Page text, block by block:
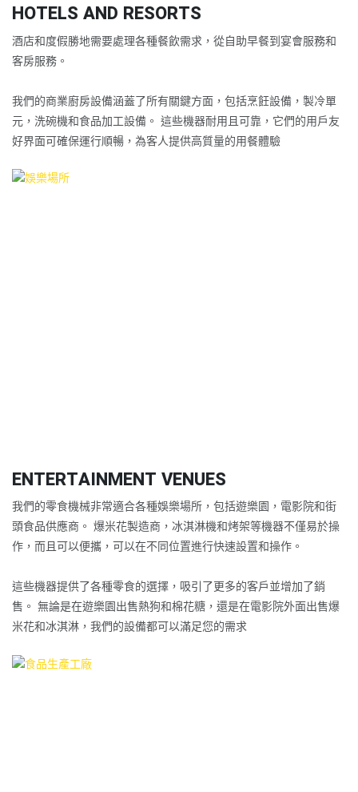
HOTELS AND RESORTS
酒店和度假勝地需要處理各種餐飲需求，從自助早餐到宴會服務和
客房服務。
我們的商業廚房設備涵蓋了所有關鍵方面，包括烹飪設備，製冷單
元，洗碗機和食品加工設備。 這些機器耐用且可靠，它們的用戶友
好界面可確保運行順暢，為客人提供高質量的用餐體驗
ENTERTAINMENT VENUES
我們的零食機械非常適合各種娛樂場所，包括遊樂園，電影院和街
頭食品供應商。 爆米花製造商，冰淇淋機和烤架等機器不僅易於操
作，而且可以便攜，可以在不同位置進行快速設置和操作。
這些機器提供了各種零食的選擇，吸引了更多的客戶並增加了銷
售。 無論是在遊樂園出售熱狗和棉花糖，還是在電影院外面出售爆
米花和冰淇淋，我們的設備都可以滿足您的需求